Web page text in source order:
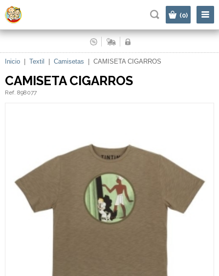
(0)
Inicio Textil Camisetas CAMISETA CIGARROS
CAMISETA CIGARROS
Ref. 898077